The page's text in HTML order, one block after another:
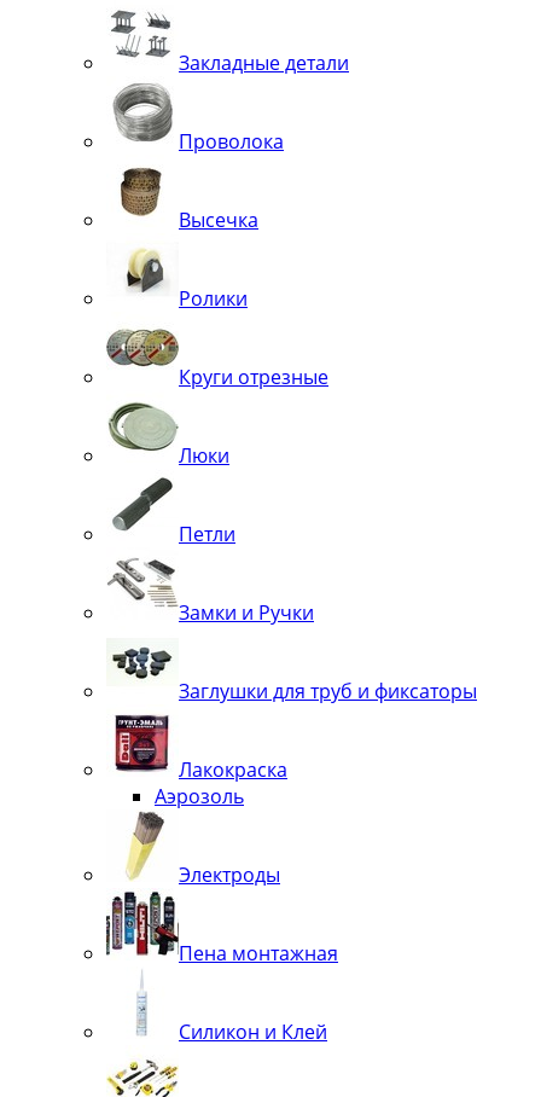
Закладные детали
Проволока
Высечка
Ролики
Круги отрезные
Люки
Петли
Замки и Ручки
Заглушки для труб и фиксаторы
Лакокраска
Аэрозоль
Электроды
Пена монтажная
Силикон и Клей